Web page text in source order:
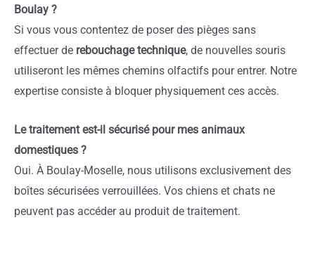
Boulay ?
Si vous vous contentez de poser des pièges sans
effectuer de rebouchage technique, de nouvelles souris
utiliseront les mêmes chemins olfactifs pour entrer. Notre
expertise consiste à bloquer physiquement ces accès.
Le traitement est-il sécurisé pour mes animaux
domestiques ?
Oui. À Boulay-Moselle, nous utilisons exclusivement des
boîtes sécurisées verrouillées. Vos chiens et chats ne
peuvent pas accéder au produit de traitement.